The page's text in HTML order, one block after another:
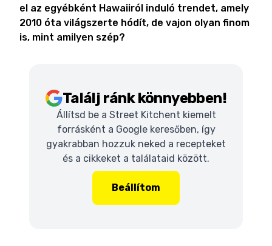
el az egyébként Hawaiiról induló trendet, amely
2010 óta világszerte hódít, de vajon olyan finom
is, mint amilyen szép?
Találj ránk könnyebben!
Állítsd be a Street Kitchent kiemelt
forrásként a Google keresőben, így
gyakrabban hozzuk neked a recepteket
és a cikkeket a találataid között.
Beállítom